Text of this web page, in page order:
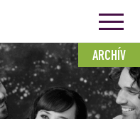
ARCHÍV